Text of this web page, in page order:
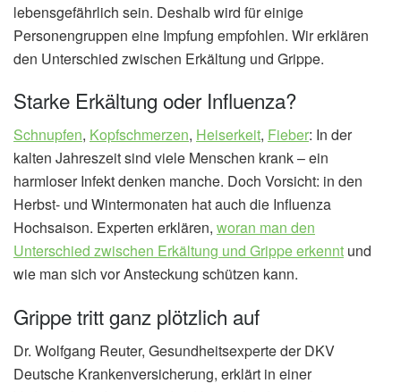
lebensgefährlich sein. Deshalb wird für einige
Personengruppen eine Impfung empfohlen. Wir erklären
den Unterschied zwischen Erkältung und Grippe.
Starke Erkältung oder Influenza?
Schnupfen, Kopfschmerzen, Heiserkeit, Fieber: In der
kalten Jahreszeit sind viele Menschen krank – ein
harmloser Infekt denken manche. Doch Vorsicht: in den
Herbst- und Wintermonaten hat auch die Influenza
Hochsaison. Experten erklären, woran man den
Unterschied zwischen Erkältung und Grippe erkennt und
wie man sich vor Ansteckung schützen kann.
Grippe tritt ganz plötzlich auf
Dr. Wolfgang Reuter, Gesundheitsexperte der DKV
Deutsche Krankenversicherung, erklärt in einer